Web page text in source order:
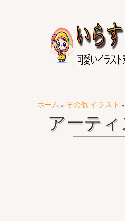
ホーム » その他 イラスト »
アーテ